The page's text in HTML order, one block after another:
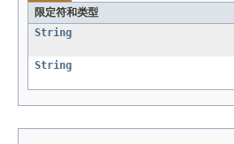
限定符和类型
String
String